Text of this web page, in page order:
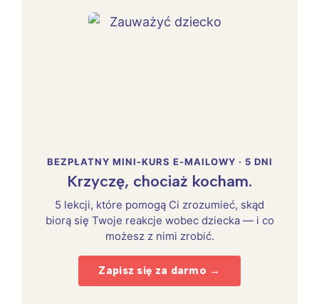
BEZPŁATNY MINI-KURS E-MAILOWY · 5 DNI
Krzyczę, chociaż kocham.
5 lekcji, które pomogą Ci zrozumieć, skąd
biorą się Twoje reakcje wobec dziecka — i co
możesz z nimi zrobić.
Zapisz się za darmo →